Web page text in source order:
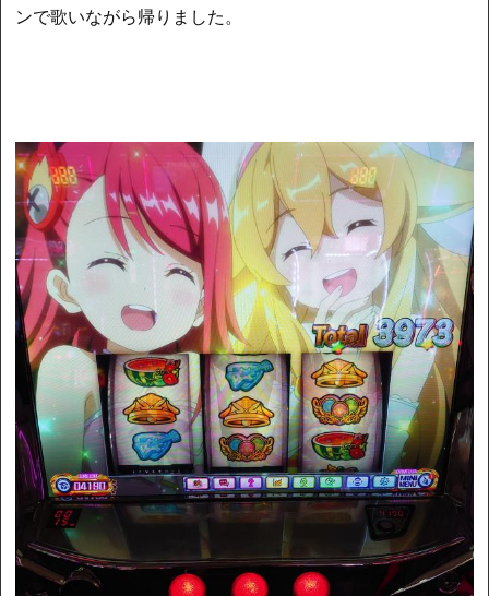
ンで歌いながら帰りました。